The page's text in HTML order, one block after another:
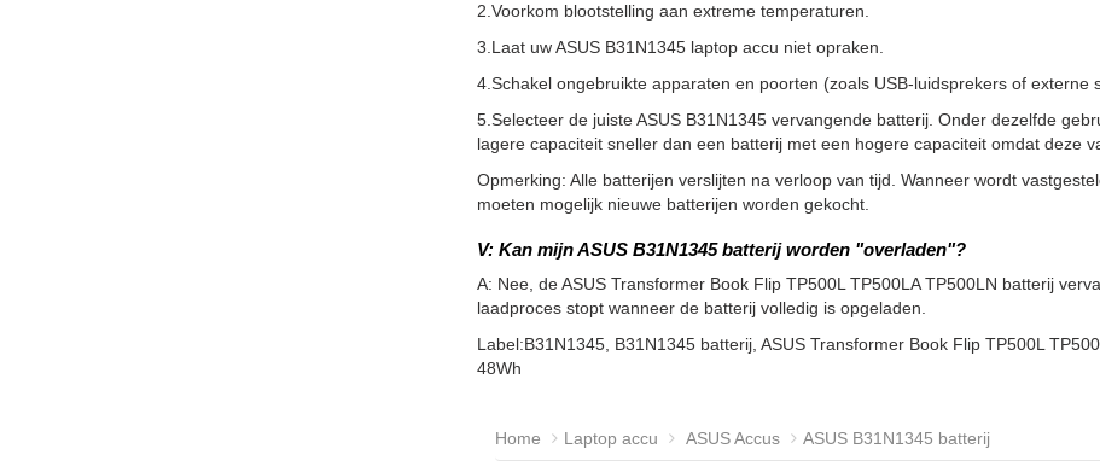
2.Voorkom blootstelling aan extreme temperaturen.
3.Laat uw ASUS B31N1345 laptop accu niet opraken.
4.Schakel ongebruikte apparaten en poorten (zoals USB-luidsprekers of externe
5.Selecteer de juiste ASUS B31N1345 vervangende batterij. Onder dezelfde
lagere capaciteit sneller dan een batterij met een hogere capaciteit omdat deze
Opmerking: Alle batterijen verslijten na verloop van tijd. Wanneer wordt
moeten mogelijk nieuwe batterijen worden gekocht.
V: Kan mijn ASUS B31N1345 batterij worden "overladen"?
A: Nee, de ASUS Transformer Book Flip TP500L TP500LA TP500LN batterij
laadproces stopt wanneer de batterij volledig is opgeladen.
Label:B31N1345, B31N1345 batterij, ASUS Transformer Book Flip TP500L
48Wh
Home Laptop accu ASUS Accus ASUS B31N1345 batterij